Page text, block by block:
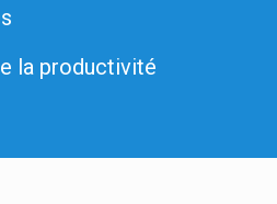
la productivité